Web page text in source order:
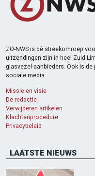
ZO-NWS is dè streekomroep
uitzendingen zijn in heel Zuid-
glasvezel-aanbieders. Ook is
sociale media.
Missie en visie
De redactie
Verwijderen artikelen
Klachtenprocedure
Privacybeleid
LAATSTE NIEUWS